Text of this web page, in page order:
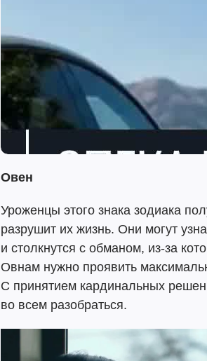
Овен
Уроженцы этого знака зодиака
разрушит их жизнь. Они могут
и столкнутся с обманом, из-за
Овнам нужно проявить
С принятием кардинальных
во всем разобраться.